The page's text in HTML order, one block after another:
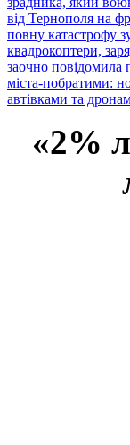
від Тернополя на
повну катастрофу
квадрокоптери,
заочно повідомила
міста-побратими:
автівками та
«2%